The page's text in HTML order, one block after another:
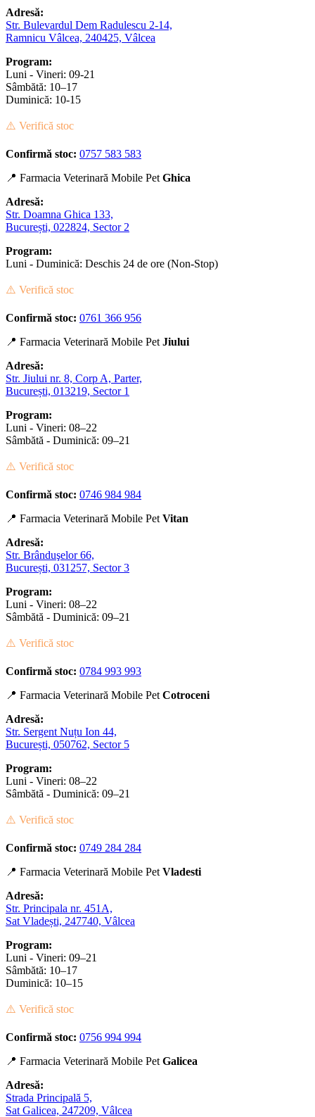
Adresă:
Str. Bulevardul Dem Radulescu 2-14,
Ramnicu Vâlcea, 240425, Vâlcea
Program:
Luni - Vineri: 09-21
Sâmbătă: 10–17
Duminică: 10-15
⚠️ Verifică stoc
Confirmă stoc: 0757 583 583
📍 Farmacia Veterinară Mobile Pet Ghica
Adresă:
Str. Doamna Ghica 133,
București, 022824, Sector 2
Program:
Luni - Duminică: Deschis 24 de ore (Non-Stop)
⚠️ Verifică stoc
Confirmă stoc: 0761 366 956
📍 Farmacia Veterinară Mobile Pet Jiului
Adresă:
Str. Jiului nr. 8, Corp A, Parter,
București, 013219, Sector 1
Program:
Luni - Vineri: 08–22
Sâmbătă - Duminică: 09–21
⚠️ Verifică stoc
Confirmă stoc: 0746 984 984
📍 Farmacia Veterinară Mobile Pet Vitan
Adresă:
Str. Brânduşelor 66,
București, 031257, Sector 3
Program:
Luni - Vineri: 08–22
Sâmbătă - Duminică: 09–21
⚠️ Verifică stoc
Confirmă stoc: 0784 993 993
📍 Farmacia Veterinară Mobile Pet Cotroceni
Adresă:
Str. Sergent Nuțu Ion 44,
București, 050762, Sector 5
Program:
Luni - Vineri: 08–22
Sâmbătă - Duminică: 09–21
⚠️ Verifică stoc
Confirmă stoc: 0749 284 284
📍 Farmacia Veterinară Mobile Pet Vladesti
Adresă:
Str. Principala nr. 451A,
Sat Vladești, 247740, Vâlcea
Program:
Luni - Vineri: 09–21
Sâmbătă: 10–17
Duminică: 10–15
⚠️ Verifică stoc
Confirmă stoc: 0756 994 994
📍 Farmacia Veterinară Mobile Pet Galicea
Adresă:
Strada Principală 5,
Sat Galicea, 247209, Vâlcea